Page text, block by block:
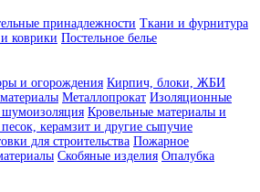
принадлежности Ткани и фурнитура
коврики Постельное белье
и огорождения Кирпич, блоки, ЖБИ
Металлопрокат Изоляционные
шумоизоляция Кровельные материалы и
керамзит и другие сыпучие
для строительства Пожарное
Скобяные изделия Опалубка